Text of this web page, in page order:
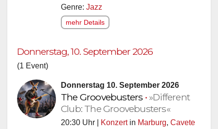
Genre: Jazz
mehr Details
Donnerstag, 10. September 2026
(1 Event)
Donnerstag 10. September 2026
The Groovebusters • »Different
Club: The Groovebusters«
20:30 Uhr | Konzertin Marburg, Cavete